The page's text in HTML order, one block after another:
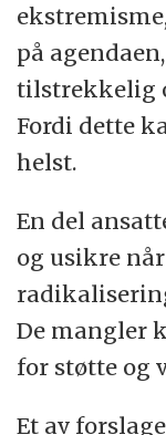
på
tilstrekkelig
Fordi dette
helst.
En del
og usikre
De mangler
for støtte og
Et av